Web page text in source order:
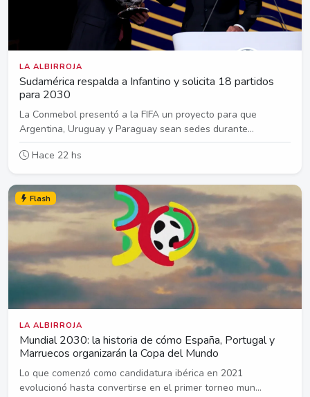
LA ALBIRROJA
Sudamérica respalda a Infantino y solicita 18 partidos
para 2030
La Conmebol presentó a la FIFA un proyecto para que
Argentina, Uruguay y Paraguay sean sedes durante...
Hace 22 hs
Flash
LA ALBIRROJA
Mundial 2030: la historia de cómo España, Portugal y
Marruecos organizarán la Copa del Mundo
Lo que comenzó como candidatura ibérica en 2021
evolucionó hasta convertirse en el primer torneo mun...